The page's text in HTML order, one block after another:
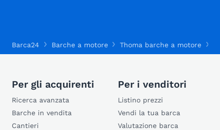
Barca24 Barche a motore Thoma barche a motore
Per gli acquirenti
Ricerca avanzata
Barche in vendita
Cantieri
Per i venditori
Listino prezzi
Vendi la tua barca
Valutazione barca